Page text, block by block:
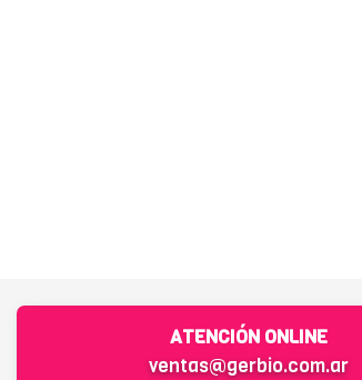
ATENCIÓN ONLINE
ventas@gerbio.com.ar